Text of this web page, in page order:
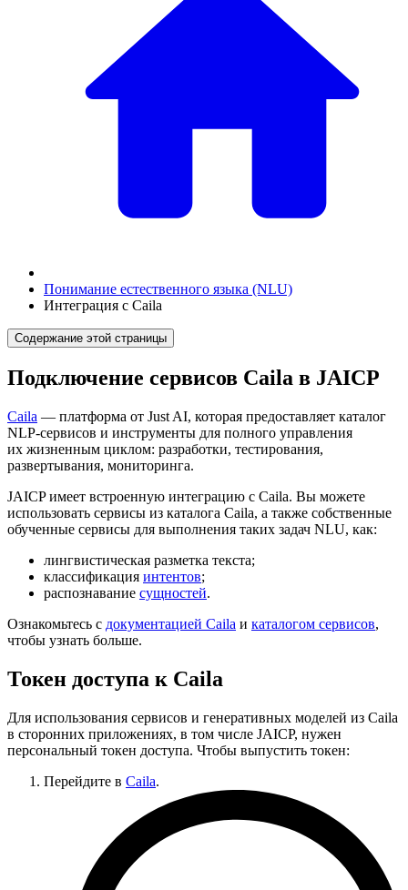
Понимание естественного языка (NLU)
Интеграция с Caila
Содержание этой страницы
Подключение сервисов Caila в JAICP
Caila — платформа от Just AI, которая предоставляет каталог
NLP-сервисов и инструменты для полного управления
их жизненным циклом: разработки, тестирования,
развертывания, мониторинга.
JAICP имеет встроенную интеграцию с Caila. Вы можете
использовать сервисы из каталога Caila, а также собственные
обученные сервисы для выполнения таких задач NLU, как:
лингвистическая разметка текста;
классификация интентов;
распознавание сущностей.
Ознакомьтесь с документацией Caila и каталогом сервисов,
чтобы узнать больше.
Токен доступа к Caila
Для использования сервисов и генеративных моделей из Caila
в сторонних приложениях, в том числе JAICP, нужен
персональный токен доступа. Чтобы выпустить токен:
Перейдите в Caila.